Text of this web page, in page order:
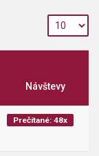
Návštevy
Prečítané: 48x